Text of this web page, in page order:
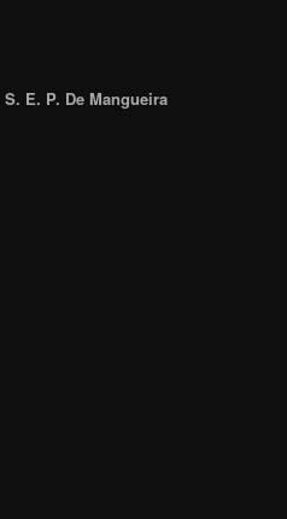
E. P. De Mangueira